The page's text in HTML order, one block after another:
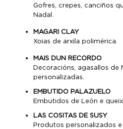
Gofres, crepes, canciños
Nadal.
MAGARI CLAY
Xoias de arxila polimérica.
MAIS DUN RECORDO
Decoracións, agasallos de
personalizadas.
EMBUTIDO PALAZUELO
Embutidos de León e
LAS COSITAS DE SUSY
Produtos personalizados